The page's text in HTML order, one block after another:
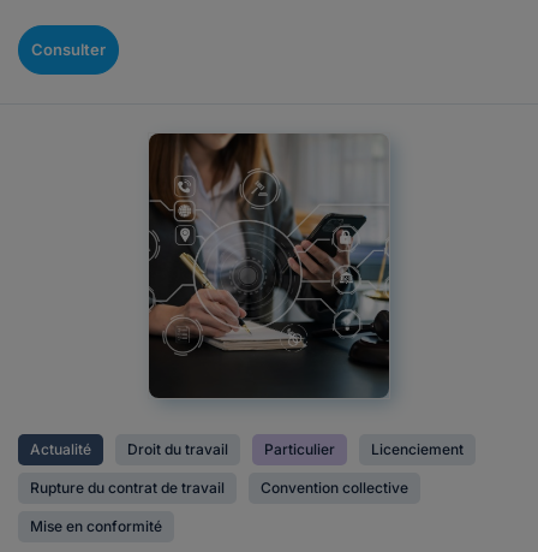
Consulter
Actualité Droit du travail Particulier Licenciement
Rupture du contrat de travail Convention collective
Mise en conformité